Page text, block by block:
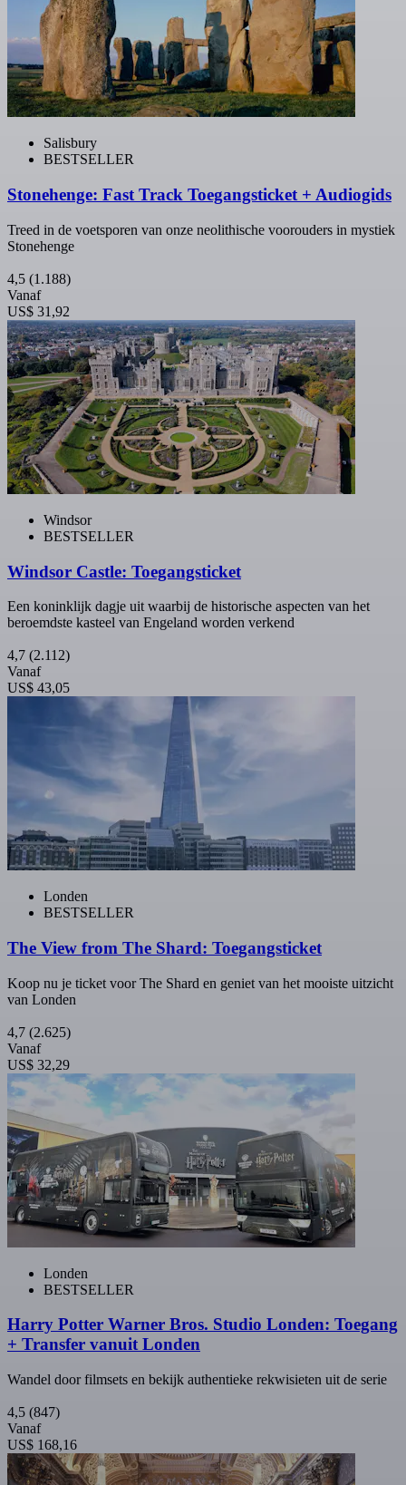
Salisbury
BESTSELLER
Stonehenge: Fast Track Toegangsticket + Audiogids
Treed in de voetsporen van onze neolithische voorouders in mystiek
Stonehenge
4,5 (1.188)
Vanaf
US$ 31,92
Windsor
BESTSELLER
Windsor Castle: Toegangsticket
Een koninklijk dagje uit waarbij de historische aspecten van het
beroemdste kasteel van Engeland worden verkend
4,7 (2.112)
Vanaf
US$ 43,05
Londen
BESTSELLER
The View from The Shard: Toegangsticket
Koop nu je ticket voor The Shard en geniet van het mooiste uitzicht
van Londen
4,7 (2.625)
Vanaf
US$ 32,29
Londen
BESTSELLER
Harry Potter Warner Bros. Studio Londen: Toegang
+ Transfer vanuit Londen
Wandel door filmsets en bekijk authentieke rekwisieten uit de serie
4,5 (847)
Vanaf
US$ 168,16